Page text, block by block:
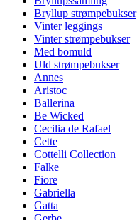
Bryllup strømpebukser
Vinter leggings
Vinter strømpebukser
Med bomuld
Uld strømpebukser
Annes
Aristoc
Ballerina
Be Wicked
Cecilia de Rafael
Cette
Cottelli Collection
Falke
Fiore
Gabriella
Gatta